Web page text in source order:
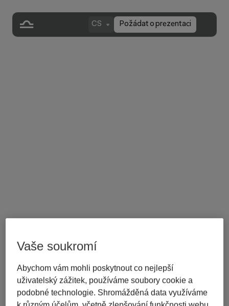
Požádat o prezentaci
CS
back to journal
Wolters Kluwer’s Libra legal
AI workspace now available in
Belgium furthering pan-
Vaše soukromí
Abychom vám mohli poskytnout co nejlepší
uživatelský zážitek, používáme soubory cookie a
podobné technologie. Shromážděná data využíváme